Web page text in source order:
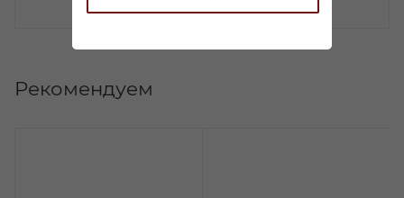
Рекомендуем